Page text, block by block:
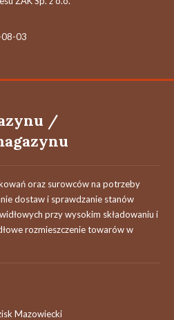
03
/
oraz surowców na potrzeby
dostaw i sprawdzanie stanów
przy wysokim składowaniu i
rozmieszczenie towarów w
Mazowiecki